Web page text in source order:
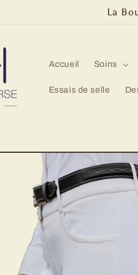
La
Accueil Soins
Essais de selle